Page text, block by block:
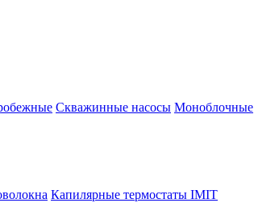
Скважинные насосы Моноблочные
Капилярные термостаты IMIT